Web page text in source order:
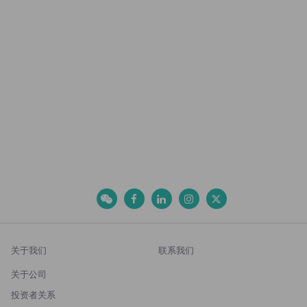
关于我们
关于公司
投资者关系
联系我们